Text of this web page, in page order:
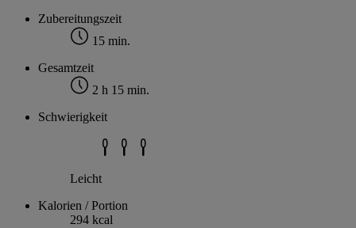
Zubereitungszeit
15 min.
Gesamtzeit
2 h 15 min.
Schwierigkeit
Leicht
Kalorien / Portion
294 kcal